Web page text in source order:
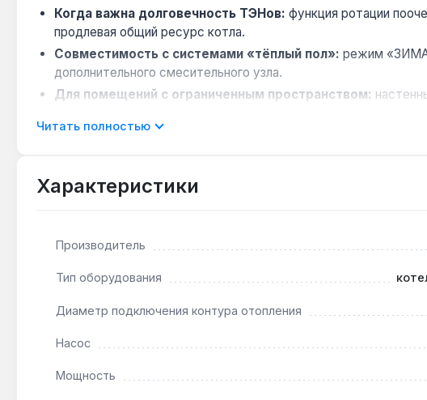
Когда важна долговечность ТЭНов: функция ротации
продлевая общий ресурс котла.
Совместимость с системами «тёплый пол»: режим
дополнительного смесительного узла.
Для помещений с ограниченным пространством:
Ограничение по системе отопления:
Котёл подходит для отопления квартир, частных домов и
Подходит ли для помещений с жёсткой водой?
Можно ли подключить комнатный термостат?
Да — котел имеет клеммы для подключения внешнего
Читать полностью
Характеристики
Производитель
Тип оборудования
Диаметр подключения контура отопления
Насос
Мощность